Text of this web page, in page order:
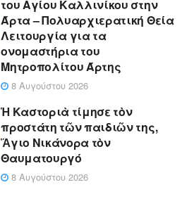
του Αγίου Καλλινίκου στην
Άρτα – Πολυαρχιερατική Θεία
Λειτουργία για τα
ονομαστήρια του
Μητροπολίτου Άρτης
8 Αυγούστου 2026
Ἡ Καστοριὰ τίμησε τὸν
προστάτη τῶν παιδιῶν της,
Ἅγιο Νικάνορα τὸν
Θαυματουργό
8 Αυγούστου 2026